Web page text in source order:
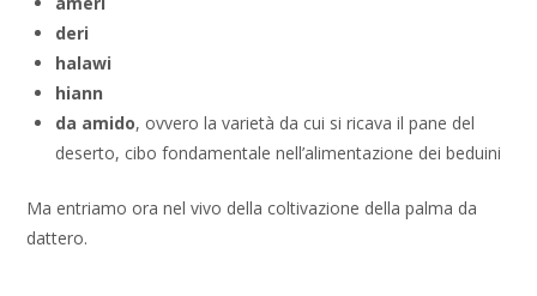
deri
halawi
hiann
da amido, ovvero la varietà da cui si ricava il pane del
deserto, cibo fondamentale nell’alimentazione dei beduini
Ma entriamo ora nel vivo della coltivazione della palma da
dattero.